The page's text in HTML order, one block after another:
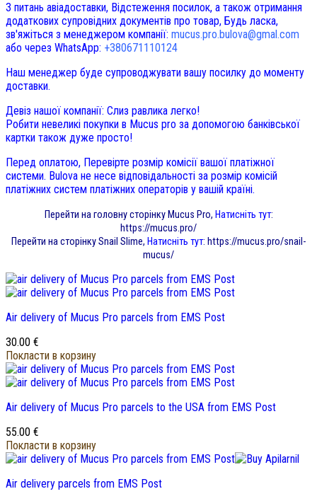
З питань авіадоставки, Відстеження посилок, а також отримання
додаткових супровідних документів про товар, Будь ласка,
зв'яжіться з менеджером компанії: mucus.pro.bulova@gmal.com
або через WhatsApp: +380671110124
Наш менеджер буде супроводжувати вашу посилку до моменту
доставки.
Девіз нашої компанії: Слиз равлика легко!
Робити невеликі покупки в Mucus pro за допомогою банківської
картки також дуже просто!
Перед оплатою, Перевірте розмір комісії вашої платіжної
системи. Bulova не несе відповідальності за розмір комісій
платіжних систем платіжних операторів у вашій країні.
Перейти на головну сторінку Mucus Pro, Натисніть тут:
https://mucus.pro/
Перейти на сторінку Snail Slime, Натисніть тут: https://mucus.pro/snail-
mucus/
Air delivery of Mucus Pro parcels from EMS Post
30.00 €
Покласти в корзину
Air delivery of Mucus Pro parcels to the USA from EMS Post
55.00 €
Покласти в корзину
Air delivery parcels from EMS Post